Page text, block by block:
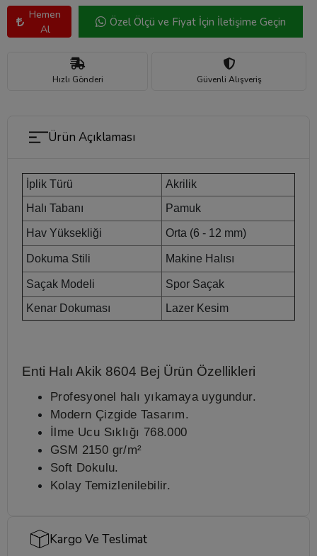
Hemen
Al
Özel Ölçü ve Fiyat İçin İletişime Geçin
Hızlı Gönderi Güvenli Alışveriş
Ürün Açıklaması
İplik Türü
Akrilik
Halı Tabanı
Pamuk
Hav Yüksekliği Orta (6 - 12 mm)
Dokuma Stili Makine Halısı
Saçak Modeli
Spor Saçak
Kenar Dokuması
Lazer Kesim
Enti Halı Akik 8604 Bej Ürün Özellikleri
Profesyonel halı yıkamaya uygundur.
Modern Çizgide Tasarım.
İlme Ucu Sıklığı 768.000
GSM 2150 gr/m²
Soft Dokulu.
Kolay Temizlenilebilir.
Kargo Ve Teslimat